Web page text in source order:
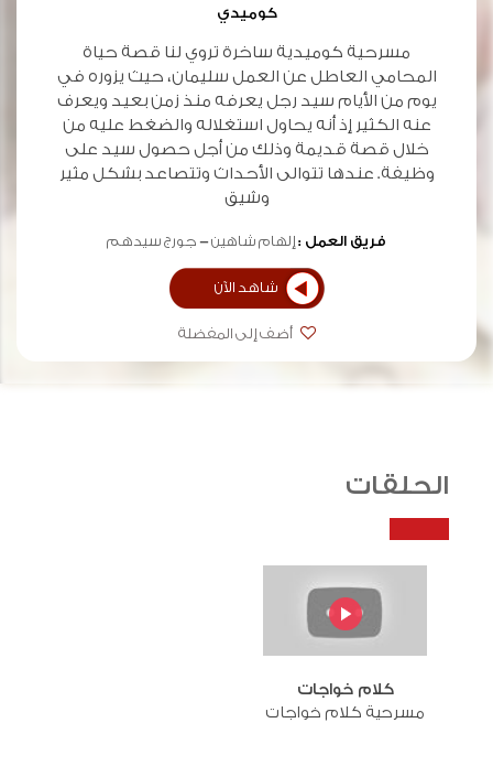
كوميدي
مسرحية كوميدية ساخرة تروي لنا قصة حياة
المحامي العاطل عن العمل سليمان، حيث يزوره في
يوم من الأيام سيد رجل يعرفه منذ زمن بعيد ويعرف
عنه الكثير إذ أنه يحاول استغلاله والضغط عليه من
خلال قصة قديمة وذلك من أجل حصول سيد على
وظيفة. عندها تتوالى الأحداث وتتصاعد بشكل مثير
وشيق
فريق العمل :إلهام شاهين جورج سيدهم
شاهد الآن
أضف إلى المفضلة
الحلقات
كلام خواجات
مسرحية كلام خواجات